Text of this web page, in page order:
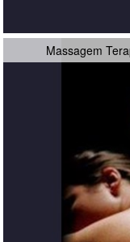
Massagem